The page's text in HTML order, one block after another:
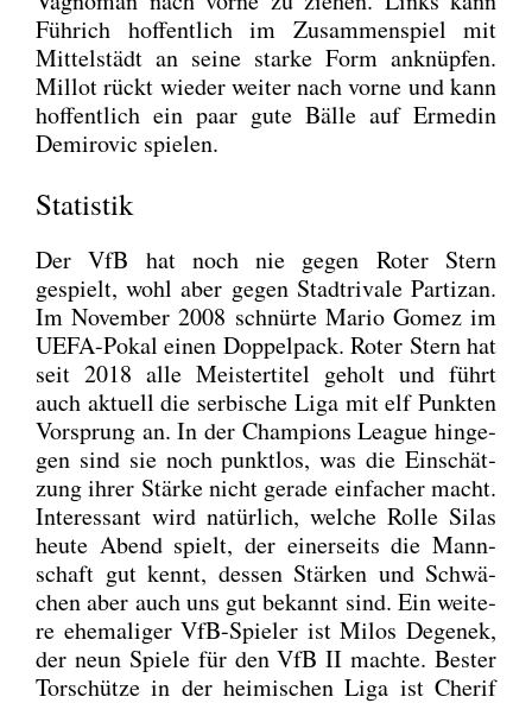
Füh­rich hof­fent­lich im Zusam­men­spiel mit
Mit­tel­städt an sei­ne star­ke Form anknüp­fen.
Mil­lot rückt wie­der wei­ter nach vor­ne und kann
hof­fent­lich ein paar gute Bäl­le auf Erme­din
Demi­ro­vic spie­len.
Statistik
Der VfB hat noch nie gegen Roter Stern
gespielt, wohl aber gegen Stadt­ri­va­le Par­tizan.
Im Novem­ber 2008 schnür­te Mario Gomez im
UEFA-Pokal einen Dop­pel­pack. Roter Stern hat
seit 2018 alle Meis­ter­ti­tel geholt und führt
auch aktu­ell die ser­bi­sche Liga mit elf Punk­ten
Vor­sprung an. In der Cham­pi­ons League hin­ge­
gen sind sie noch punkt­los, was die Ein­schät­
zung ihrer Stär­ke nicht gera­de ein­fa­cher macht.
Inter­es­sant wird natür­lich, wel­che Rol­le Silas
heu­te Abend spielt, der einer­seits die Mann­
schaft gut kennt, des­sen Stär­ken und Schwä­
chen aber auch uns gut bekannt sind. Ein wei­te­
re ehe­ma­li­ger VfB-Spie­ler ist Milos Dege­nek,
der neun Spie­le für den VfB II mach­te. Bes­ter
Tor­schüt­ze in der hei­mi­schen Liga ist Che­rif